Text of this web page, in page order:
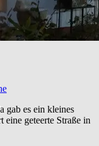
gab es ein kleines
geteerte Straße in